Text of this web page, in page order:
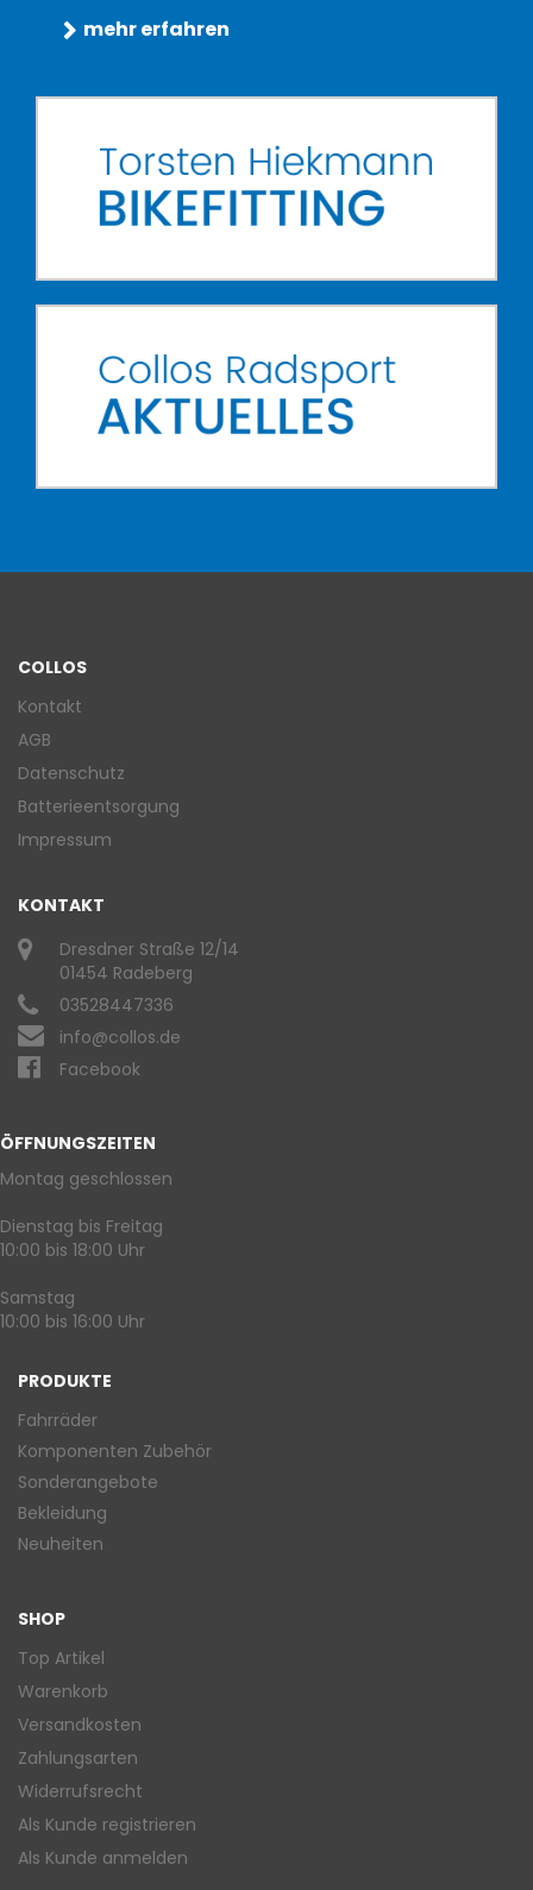
mehr erfahren
COLLOS
Kontakt
AGB
Datenschutz
Batterieentsorgung
Impressum
KONTAKT
Dresdner Straße 12/14
01454 Radeberg
03528447336
info@collos.de
Facebook
ÖFFNUNGSZEITEN
Montag geschlossen
Dienstag bis Freitag
10:00 bis 18:00 Uhr
Samstag
10:00 bis 16:00 Uhr
PRODUKTE
Fahrräder
Komponenten Zubehör
Sonderangebote
Bekleidung
Neuheiten
SHOP
Top Artikel
Warenkorb
Versandkosten
Zahlungsarten
Widerrufsrecht
Als Kunde registrieren
Als Kunde anmelden